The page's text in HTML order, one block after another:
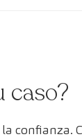
caso?
confianza.